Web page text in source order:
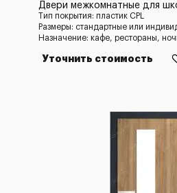
Двери межкомнатные для
Тип покрытия: пластик CPL
Размеры: стандартные или
Назначение: кафе, рестораны,
Уточнить стоимость